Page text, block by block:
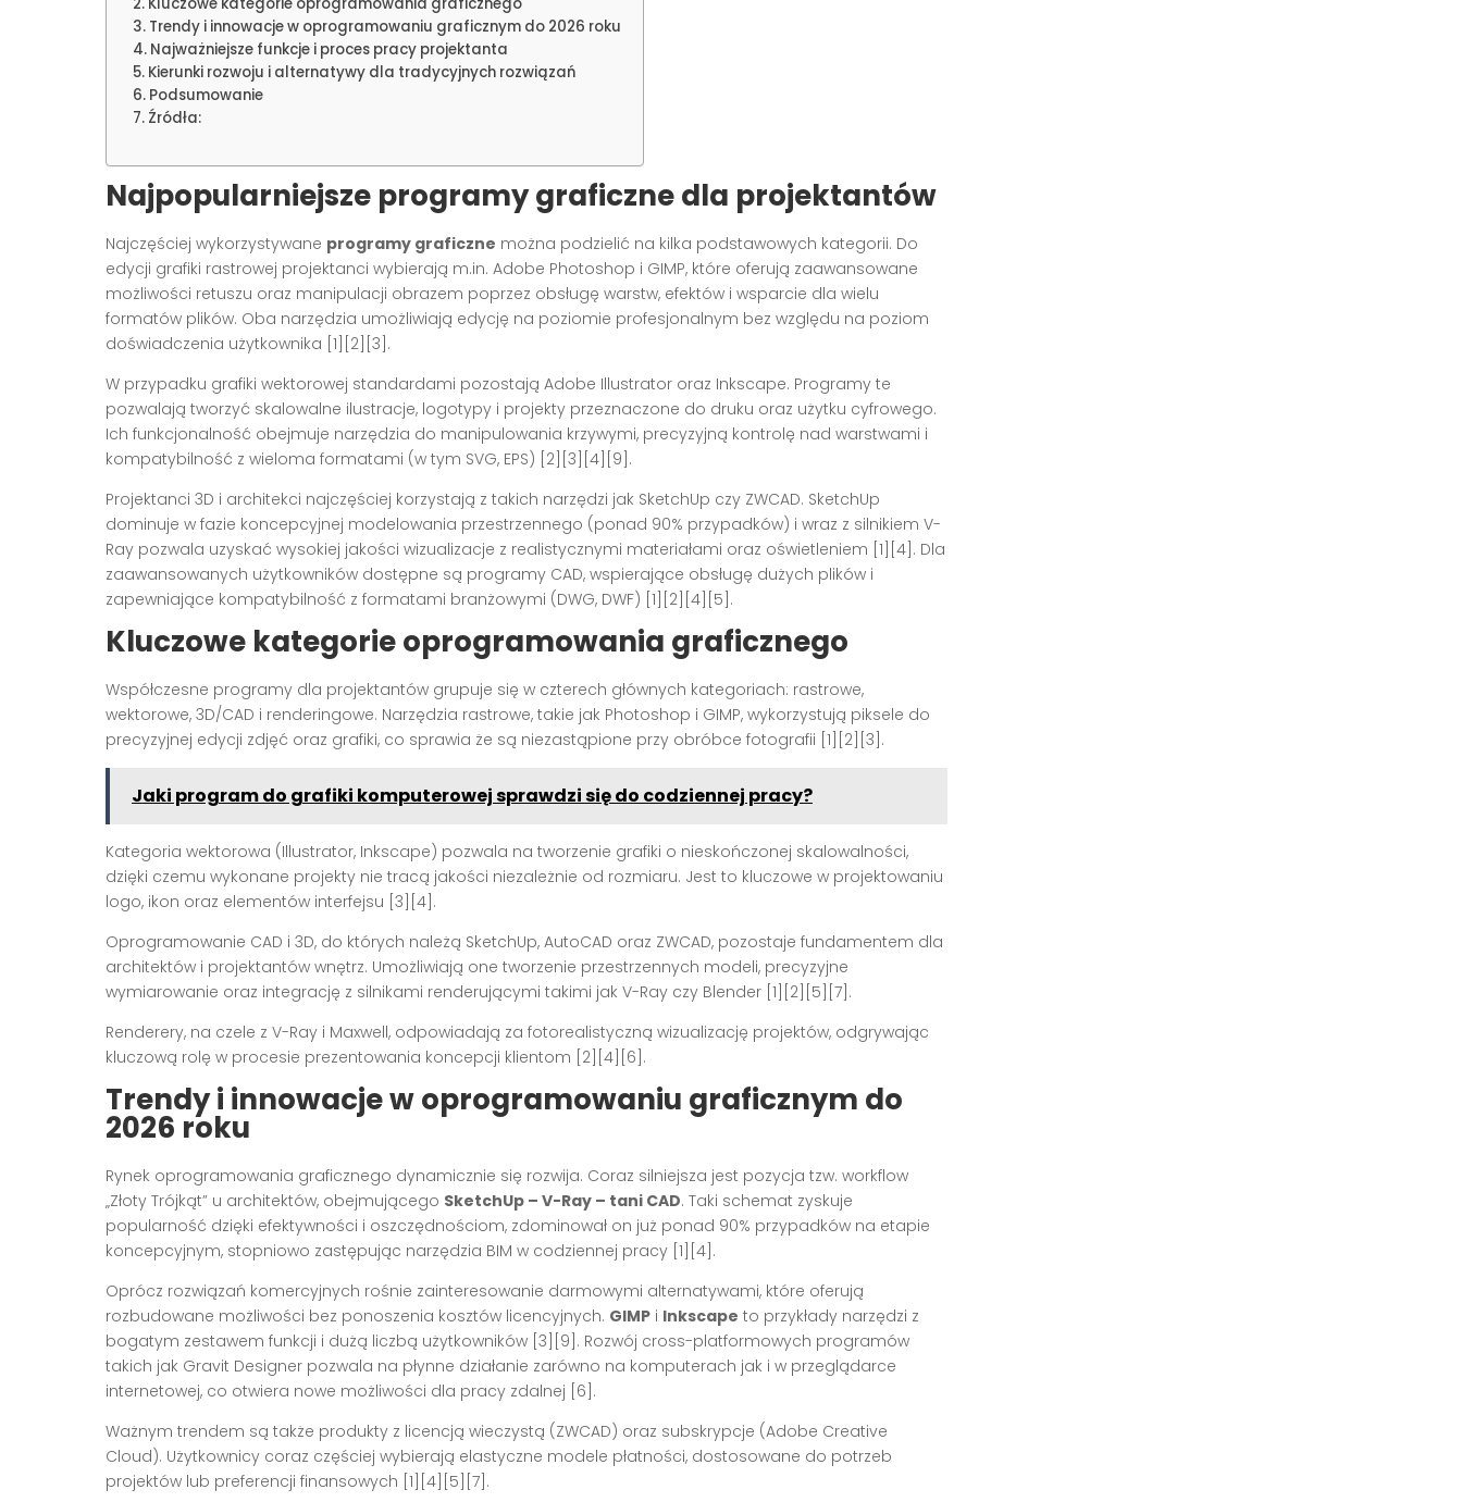
Trendy i innowacje w oprogramowaniu graficznym do 2026 roku
Najważniejsze funkcje i proces pracy projektanta
Kierunki rozwoju i alternatywy dla tradycyjnych rozwiązań
Podsumowanie
Źródła:
Najpopularniejsze programy graficzne dla projektantów
Najczęściej wykorzystywane programy graficzne można podzielić na kilka podstawowych kategorii. Do
edycji grafiki rastrowej projektanci wybierają m.in. Adobe Photoshop i GIMP, które oferują zaawansowane
możliwości retuszu oraz manipulacji obrazem poprzez obsługę warstw, efektów i wsparcie dla wielu
formatów plików. Oba narzędzia umożliwiają edycję na poziomie profesjonalnym bez względu na poziom
doświadczenia użytkownika [1][2][3].
W przypadku grafiki wektorowej standardami pozostają Adobe Illustrator oraz Inkscape. Programy te
pozwalają tworzyć skalowalne ilustracje, logotypy i projekty przeznaczone do druku oraz użytku cyfrowego.
Ich funkcjonalność obejmuje narzędzia do manipulowania krzywymi, precyzyjną kontrolę nad warstwami i
kompatybilność z wieloma formatami (w tym SVG, EPS) [2][3][4][9].
Projektanci 3D i architekci najczęściej korzystają z takich narzędzi jak SketchUp czy ZWCAD. SketchUp
dominuje w fazie koncepcyjnej modelowania przestrzennego (ponad 90% przypadków) i wraz z silnikiem V-
Ray pozwala uzyskać wysokiej jakości wizualizacje z realistycznymi materiałami oraz oświetleniem [1][4]. Dla
zaawansowanych użytkowników dostępne są programy CAD, wspierające obsługę dużych plików i
zapewniające kompatybilność z formatami branżowymi (DWG, DWF) [1][2][4][5].
Kluczowe kategorie oprogramowania graficznego
Współczesne programy dla projektantów grupuje się w czterech głównych kategoriach: rastrowe,
wektorowe, 3D/CAD i renderingowe. Narzędzia rastrowe, takie jak Photoshop i GIMP, wykorzystują piksele do
precyzyjnej edycji zdjęć oraz grafiki, co sprawia że są niezastąpione przy obróbce fotografii [1][2][3].
Jaki program do grafiki komputerowej sprawdzi się do codziennej pracy?
Kategoria wektorowa (Illustrator, Inkscape) pozwala na tworzenie grafiki o nieskończonej skalowalności,
dzięki czemu wykonane projekty nie tracą jakości niezależnie od rozmiaru. Jest to kluczowe w projektowaniu
logo, ikon oraz elementów interfejsu [3][4].
Oprogramowanie CAD i 3D, do których należą SketchUp, AutoCAD oraz ZWCAD, pozostaje fundamentem dla
architektów i projektantów wnętrz. Umożliwiają one tworzenie przestrzennych modeli, precyzyjne
wymiarowanie oraz integrację z silnikami renderującymi takimi jak V-Ray czy Blender [1][2][5][7].
Renderery, na czele z V-Ray i Maxwell, odpowiadają za fotorealistyczną wizualizację projektów, odgrywając
kluczową rolę w procesie prezentowania koncepcji klientom [2][4][6].
Trendy i innowacje w oprogramowaniu graficznym do
2026 roku
Rynek oprogramowania graficznego dynamicznie się rozwija. Coraz silniejsza jest pozycja tzw. workflow
„Złoty Trójkąt” u architektów, obejmującego SketchUp – V-Ray – tani CAD. Taki schemat zyskuje
popularność dzięki efektywności i oszczędnościom, zdominował on już ponad 90% przypadków na etapie
koncepcyjnym, stopniowo zastępując narzędzia BIM w codziennej pracy [1][4].
Oprócz rozwiązań komercyjnych rośnie zainteresowanie darmowymi alternatywami, które oferują
rozbudowane możliwości bez ponoszenia kosztów licencyjnych. GIMP i Inkscape to przykłady narzędzi z
bogatym zestawem funkcji i dużą liczbą użytkowników [3][9]. Rozwój cross-platformowych programów
takich jak Gravit Designer pozwala na płynne działanie zarówno na komputerach jak i w przeglądarce
internetowej, co otwiera nowe możliwości dla pracy zdalnej [6].
Ważnym trendem są także produkty z licencją wieczystą (ZWCAD) oraz subskrypcje (Adobe Creative
Cloud). Użytkownicy coraz częściej wybierają elastyczne modele płatności, dostosowane do potrzeb
projektów lub preferencji finansowych [1][4][5][7].